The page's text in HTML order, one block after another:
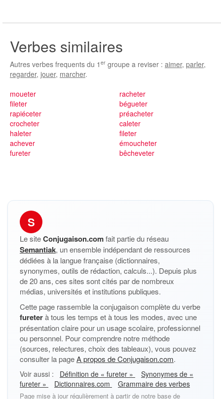
Verbes similaires
Autres verbes frequents du 1 er groupe a reviser : aimer, parler,
regarder, jouer, marcher.
moueter
fileter
rapiéceter
crocheter
racheter
bégueter
préacheter
caleter
haleter
achever
fureter
fileter
émoucheter
bêcheveter
S
Le siteConjugaison.comfait partie du réseau
Semantiak, un ensemble indépendant de ressources
dédiées à la langue française (dictionnaires,
synonymes, outils de rédaction, calculs...). Depuis plus
de 20 ans, ces sites sont cités par de nombreux
médias, universités et institutions publiques.
Cette page rassemble la conjugaison complète du verbe
fureterà tous les temps et à tous les modes, avec une
présentation claire pour un usage scolaire, professionnel
ou personnel. Pour comprendre notre méthode
(sources, relectures, choix des tableaux), vous pouvez
consulter la pageA propos de Conjugaison.com.
Voir aussi : Définition de « fureter »
Synonymes de «
fureter »
Dictionnaires.com Grammaire des verbes
Page mise à jour régulièrement à partir de notre base de